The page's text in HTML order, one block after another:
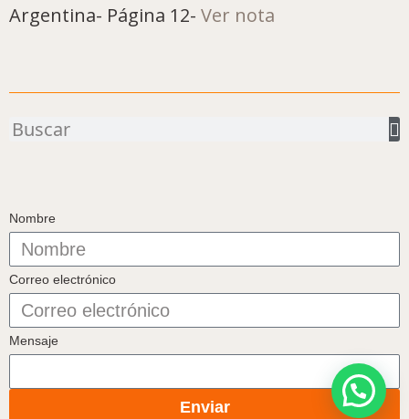
Argentina- Página 12- Ver nota
Buscar
Nombre
Correo electrónico
Mensaje
Enviar